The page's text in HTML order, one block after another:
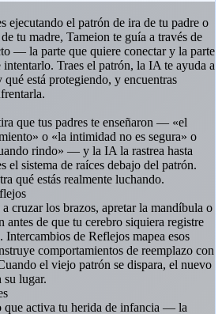
ejecutando el patrón de ira de tu padre o
tu madre, Tameion te guía a través de
— la parte que quiere conectar y la parte
intentarlo. Traes el patrón, la IA te ayuda a
está protegiendo, y encuentras
que tus padres te enseñaron — «el
o «la intimidad no es segura» o
rindo» — y la IA la rastrea hasta
el sistema de raíces debajo del patrón.
qué estás realmente luchando.
cruzar los brazos, apretar la mandíbula o
antes de que tu cerebro siquiera registre
Intercambios de Reflejos mapea esos
comportamientos de reemplazo con
el viejo patrón se dispara, el nuevo
su lugar.
que activa tu herida de infancia — la